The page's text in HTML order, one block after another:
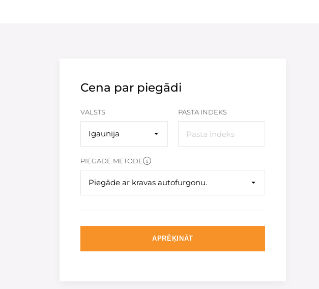
Cena par piegādi
VALSTS
Igaunija
PASTA INDEKS
PIEGĀDE METODE
Piegāde ar kravas autofurgonu.
APRĒĶINĀT